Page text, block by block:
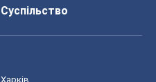
Суспільство
Харків